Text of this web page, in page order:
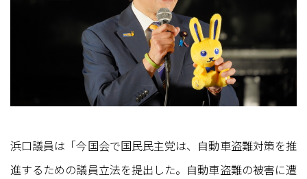
浜口議員は「今国会で国民民主党は、自動車盗難対策を推
進するための議員立法を提出した。自動車盗難の被害に遭